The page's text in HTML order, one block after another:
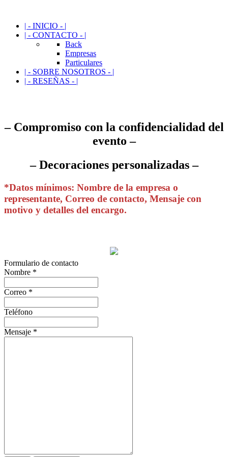
| - INICIO - |
| - CONTACTO - |
Back
Empresas
Particulares
| - SOBRE NOSOTROS - |
| - RESEÑAS - |
– Compromiso con la confidencialidad del
evento –
– Decoraciones personalizadas –
*Datos mínimos: Nombre de la empresa o
representante, Correo de contacto, Mensaje con
motivo y detalles del encargo.
Formulario de contacto
Nombre *
Correo *
Teléfono
Mensaje *